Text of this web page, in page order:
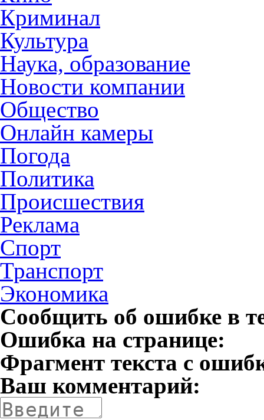
Криминал
Культура
Наука, образование
Новости компании
Общество
Онлайн камеры
Погода
Политика
Происшествия
Реклама
Спорт
Транспорт
Экономика
Сообщить об ошибке в
Ошибка на странице:
Фрагмент текста с
Ваш комментарий: